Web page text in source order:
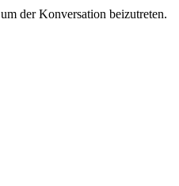
um der Konversation beizutreten.